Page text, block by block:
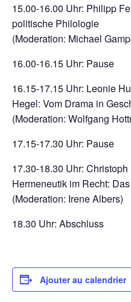
15.00-16.00 Uhr: Philipp
politische Philologie
(Moderation: Michael
16.00-16.15 Uhr: Pause
16.15-17.15 Uhr: Leonie
Hegel: Vom Drama in
(Moderation: Wolfgang
17.15-17.30 Uhr: Pause
17.30-18.30 Uhr:
Hermeneutik im Recht:
(Moderation: Irene Albers)
18.30 Uhr: Abschluss
Ajouter au calendrier